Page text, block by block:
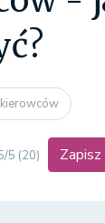
5 (20)